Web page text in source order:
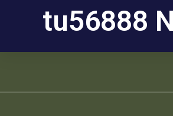
tu56888